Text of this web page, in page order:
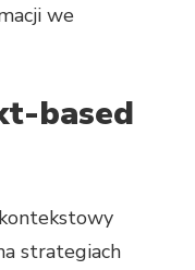
we
based
strategiach